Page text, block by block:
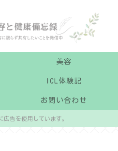
美容
ICL体験記
お問い合わせ
広告を使用しています。